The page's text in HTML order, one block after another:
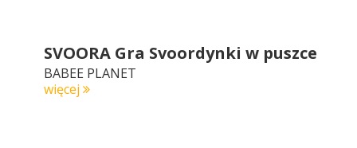
SVOORA Gra Svoordynki w puszce
BABEE PLANET
więcej